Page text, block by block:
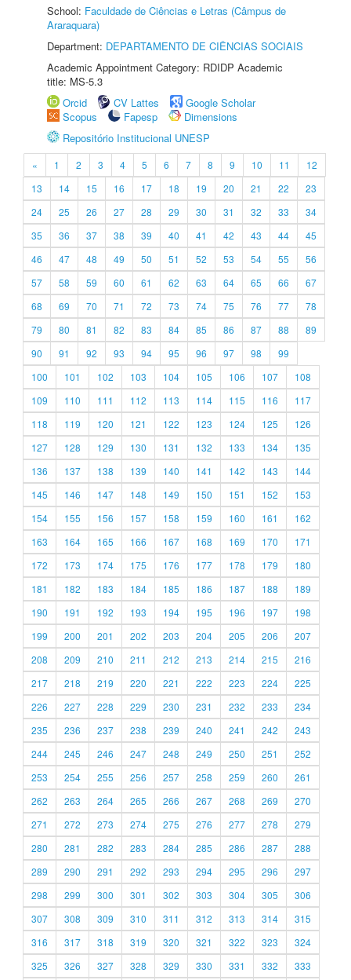
School: Faculdade de Ciências e Letras (Câmpus de
Araraquara)
Department: DEPARTAMENTO DE CIÊNCIAS SOCIAIS
Academic Appointment Category: RDIDP Academic
title: MS-5.3
Orcid
CV Lattes
Google Scholar
Scopus
Fapesp
Dimensions
Repositório Institucional UNESP
« 1 2 3 4 5 6 7 8 9 10 11
12
13
14 15 16 17 18 19 20 21 22
23
24
25 26 27 28 29 30 31 32 33
34
35
36 37 38 39 40 41 42 43 44
45
46
47 48 49 50 51 52 53 54 55
56
57
58 59 60 61 62 63 64 65 66
67
68
69 70 71 72 73 74 75 76 77
78
79
80 81 82 83 84 85 86 87 88
89
90
91 92 93 94 95 96 97 98
99
100
101 102 103 104 105 106 107
108
109
110 111 112 113 114 115 116
117
118
119 120 121 122 123 124 125
126
127
128 129 130 131 132 133 134
135
136
137 138 139 140 141 142 143
144
145
146 147 148 149 150 151 152
153
154
155 156 157 158 159 160 161
162
163
164 165 166 167 168 169 170
171
172
173 174 175 176 177 178 179
180
181
182 183 184 185 186 187 188
189
190
191 192 193 194 195 196 197
198
199
200 201 202 203 204 205 206
207
208
209 210 211 212 213 214 215
216
217
218 219 220 221 222 223 224
225
226
227 228 229 230 231 232 233
234
235
236 237 238 239 240 241 242
243
244
245 246 247 248 249 250 251
252
253
254 255 256 257 258 259 260
261
262
263 264 265 266 267 268 269
270
271
272 273 274 275 276 277 278
279
280
281 282 283 284 285 286 287
288
289
290 291 292 293 294 295 296
297
298
299 300 301 302 303 304 305
306
307
308 309 310 311 312 313 314
315
316
317 318 319 320 321 322 323
324
325
326 327 328 329 330 331 332 333